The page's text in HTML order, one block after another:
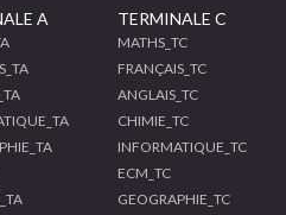
A TERMINALE C
MATHS_TC
FRANÇAIS_TC
ANGLAIS_TC
CHIMIE_TC
INFORMATIQUE_TC
ECM_TC
GEOGRAPHIE_TC